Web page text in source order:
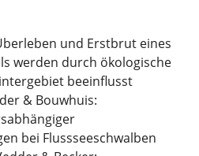
und Erstbrut eines
werden durch ökologische
beeinflusst
& Bouwhuis:
bei Flussseeschwalben